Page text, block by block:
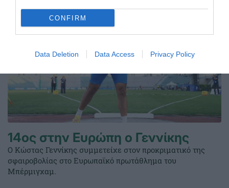
CONFIRM
Data Deletion Data Access Privacy Policy
14ος στην Ευρώπη ο Γεννίκης
Ο Κώστας Γεννίκης συμμετείχε στον προκριματικό της
σφαιροβολίας στο Ευρωπαϊκό πρωτάθλημα του
Μπέρμιγχαμ.